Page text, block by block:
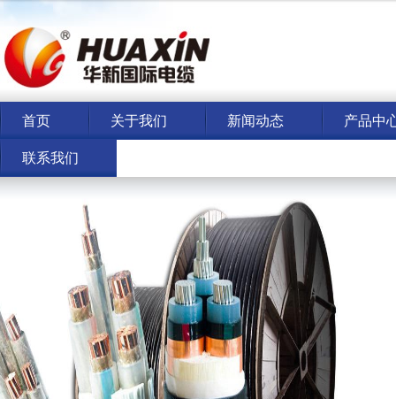
首页 关于我们 新闻动态 产品中
联系我们